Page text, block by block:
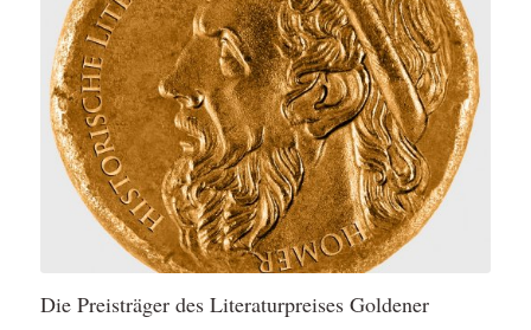
Die Preisträger des Literaturpreises Goldener